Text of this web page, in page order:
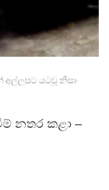
අල්ලසට යටවූ නිසා
නතර කළා –